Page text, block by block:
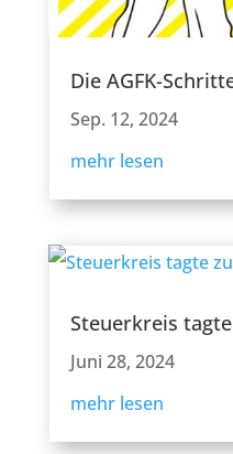
Die AGFK-
Sep. 12, 2024
mehr lesen
Steuerkreis
Juni 28, 2024
mehr lesen